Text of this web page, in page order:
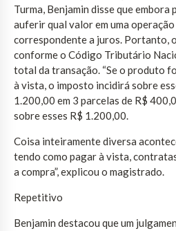
Turma, Benjamin disse que embora
auferir qual valor em uma
correspondente a juros. Portanto,
conforme o Código Tributário
total da transação. “Se o produto
à vista, o imposto incidirá sobre
1.200,00 em 3 parcelas de R$
sobre esses R$ 1.200,00.
Coisa inteiramente diversa
tendo como pagar à vista,
a compra”, explicou o magistrado.
Repetitivo
Benjamin destacou que um